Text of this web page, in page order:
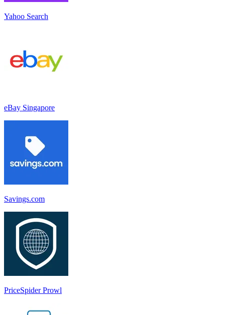
Yahoo Search
eBay Singapore
Savings.com
PriceSpider Prowl